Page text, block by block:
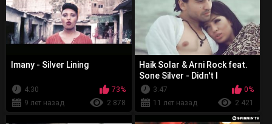
Imany - Silver Lining
4:30
73%
9 лет назад
2 878
Haik Solar & Arni Rock feat.
Sone Silver - Didn't I
3:47
0%
11 лет назад
2 421